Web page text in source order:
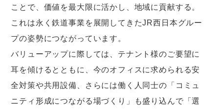
ことで、価値を最大限に活かし、地域に貢献する。
これは永く鉄道事業を展開してきたJR西日本グルー
プの姿勢につながっています。
バリューアップに際しては、テナント様のご要望に
耳を傾けるとともに、今のオフィスに求められる安
全対策や共用設備、さらには働く人同士の「コミュ
ニティ形成につながる場づくり」も盛り込んで「選